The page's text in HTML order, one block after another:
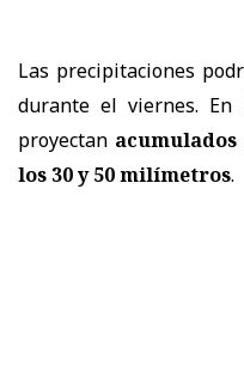
Las precipitaciones
durante el viernes.
proyectan
los 30 y 50 milímetros.